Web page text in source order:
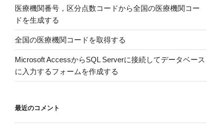
グ
ラ
フ
化
す
る”
の
医療機関番号，区分点数コードから全国の医療機関コー
ドを生成する
全国の医療機関コードを取得する
Microsoft AccessからSQL Serverに接続してデータベース
に入力するフォームを作成する
最近のコメント